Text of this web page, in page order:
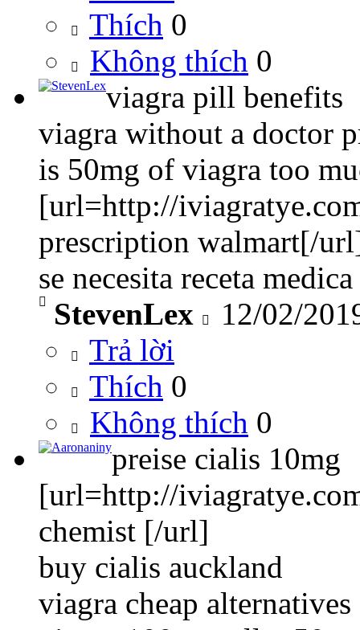
Thích 0
Không thích 0
viagra pill benefits
viagra without a doctor
is 50mg of viagra too
[url=http://
prescription walmart[/
se necesita receta
StevenLex
12/02/
Trả lời
Thích 0
Không thích 0
preise cialis 10mg
[url=http://
chemist [/url]
buy cialis auckland
viagra cheap alternatives